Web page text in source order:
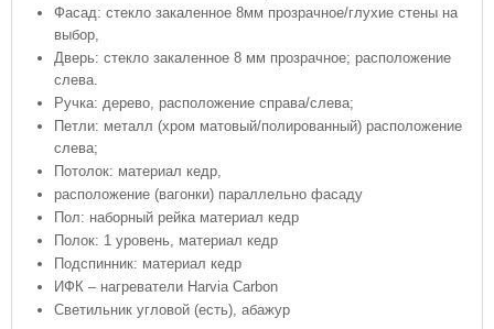
Фасад: стекло закаленное 8мм прозрачное/глухие стены на
выбор,
Дверь: стекло закаленное 8 мм прозрачное; расположение
слева.
Ручка: дерево, расположение справа/слева;
Петли: металл (хром матовый/полированный) расположение
слева;
Потолок: материал кедр,
расположение (вагонки) параллельно фасаду
Пол: наборный рейка материал кедр
Полок: 1 уровень, материал кедр
Подспинник: материал кедр
ИФК – нагреватели Harvia Carbon
Светильник угловой (есть), абажур